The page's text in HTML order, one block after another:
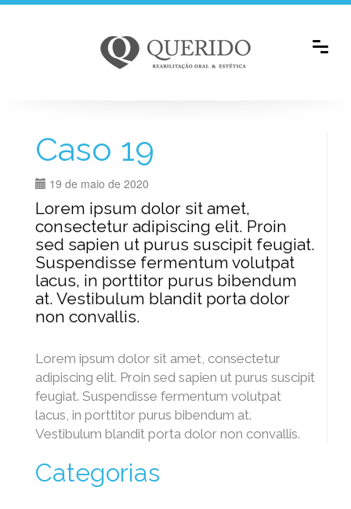
Caso 19
19 de maio de 2020
Lorem ipsum dolor sit amet,
consectetur adipiscing elit. Proin
sed sapien ut purus suscipit feugiat.
Suspendisse fermentum volutpat
lacus, in porttitor purus bibendum
at. Vestibulum blandit porta dolor
non convallis.
Lorem ipsum dolor sit amet, consectetur
adipiscing elit. Proin sed sapien ut purus suscipit
feugiat. Suspendisse fermentum volutpat
lacus, in porttitor purus bibendum at.
Vestibulum blandit porta dolor non convallis.
Categorias